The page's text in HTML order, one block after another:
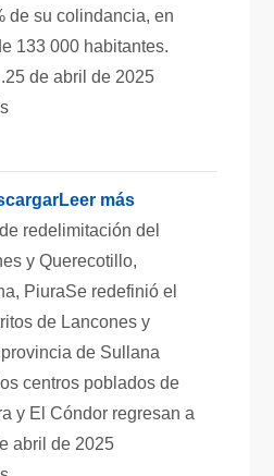
de su colindancia, en
133 000 habitantes.
de abril de 2025
más
redelimitación del
y Querecotillo,
PiuraSe redefinió el
de Lancones y
de Sullana
centros poblados de
y El Cóndor regresan a
abril de 2025